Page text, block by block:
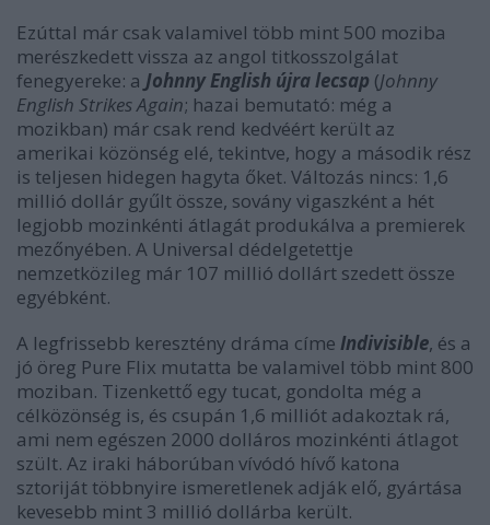
Ezúttal már csak valamivel több mint 500 moziba
merészkedett vissza az angol titkosszolgálat
fenegyereke: a Johnny English újra lecsap (Johnny
English Strikes Again; hazai bemutató: még a
mozikban) már csak rend kedvéért került az
amerikai közönség elé, tekintve, hogy a második rész
is teljesen hidegen hagyta őket. Változás nincs: 1,6
millió dollár gyűlt össze, sovány vigaszként a hét
legjobb mozinkénti átlagát produkálva a premierek
mezőnyében. A Universal dédelgetettje
nemzetközileg már 107 millió dollárt szedett össze
egyébként.
A legfrissebb keresztény dráma címe Indivisible, és a
jó öreg Pure Flix mutatta be valamivel több mint 800
moziban. Tizenkettő egy tucat, gondolta még a
célközönség is, és csupán 1,6 milliót adakoztak rá,
ami nem egészen 2000 dolláros mozinkénti átlagot
szült. Az iraki háborúban vívódó hívő katona
sztoriját többnyire ismeretlenek adják elő, gyártása
kevesebb mint 3 millió dollárba került.